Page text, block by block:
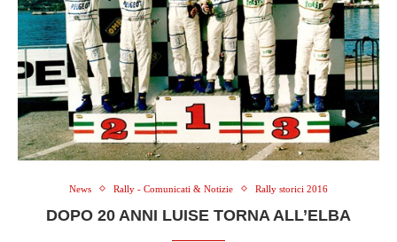
News Rally - Comunicati & Notizie Rally storici 2016
DOPO 20 ANNI LUISE TORNA ALL’ELBA